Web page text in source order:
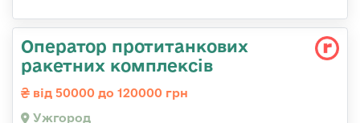
Оператор протитанкових
ракетних комплексів
від 50000 до 120000 грн
Ужгород